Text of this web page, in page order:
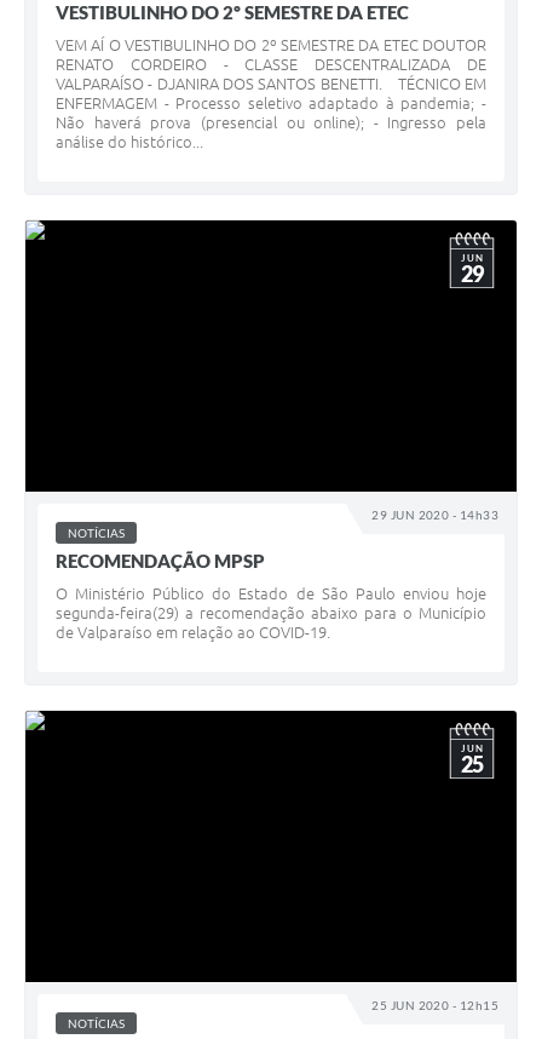
VESTIBULINHO DO 2º SEMESTRE DA ETEC
VEM AÍ O VESTIBULINHO DO 2º SEMESTRE DA ETEC DOUTOR
RENATO CORDEIRO - CLASSE DESCENTRALIZADA DE
VALPARAÍSO - DJANIRA DOS SANTOS BENETTI. TÉCNICO EM
ENFERMAGEM - Processo seletivo adaptado à pandemia; -
Não haverá prova (presencial ou online); - Ingresso pela
análise do histórico...
29 JUN 2020 - 14h33
JUN
29
NOTÍCIAS
RECOMENDAÇÃO MPSP
O Ministério Público do Estado de São Paulo enviou hoje
segunda-feira(29) a recomendação abaixo para o Município
de Valparaíso em relação ao COVID-19.
25 JUN 2020 - 12h15
JUN
25
NOTÍCIAS